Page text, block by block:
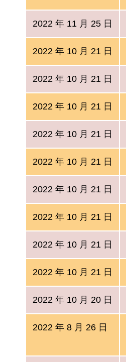
2022 年 11 月 25 日
2022 年 10 月 21 日
2022 年 10 月 21 日
2022 年 10 月 21 日
2022 年 10 月 21 日
2022 年 10 月 21 日
2022 年 10 月 21 日
2022 年 10 月 21 日
2022 年 10 月 21 日
2022 年 10 月 21 日
2022 年 10 月 20 日
2022 年 8 月 26 日